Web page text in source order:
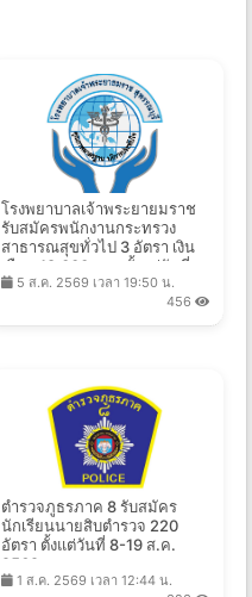
โรงพยาบาลเจ้าพระยายมราช
รับสมัครพนักงานกระทรวง
สาธารณสุขทั่วไป 3 อัตรา เงิน
เดือน 18,000 บาท ตั้งแต่วันที่
13-19 ส.ค. 2569
5 ส.ค. 2569 เวลา 19:50 น.
456
ตำรวจภูธรภาค 8 รับสมัคร
นักเรียนนายสิบตำรวจ 220
อัตรา ตั้งแต่วันที่ 8-19 ส.ค.
2569
1 ส.ค. 2569 เวลา 12:44 น.